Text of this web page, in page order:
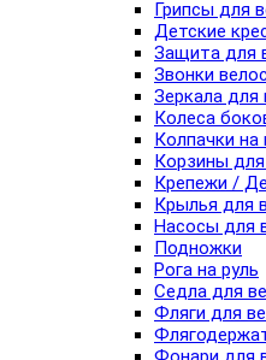
Грипсы для
Детские
Защита для
Звонки
Зеркала для
Колеса
Колпачки на
Корзины
Крепежи /
Крылья для
Насосы для
Подножки
Рога на руль
Седла для
Фляги для